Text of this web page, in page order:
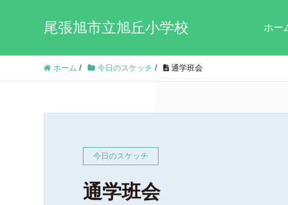
尾張旭市立旭丘小学校 ホー
ホーム / 今日のスケッチ / 通学班会
今日のスケッチ
通学班会